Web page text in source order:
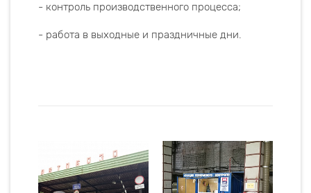
- контроль производственного процесса;
- работа в выходные и праздничные дни.